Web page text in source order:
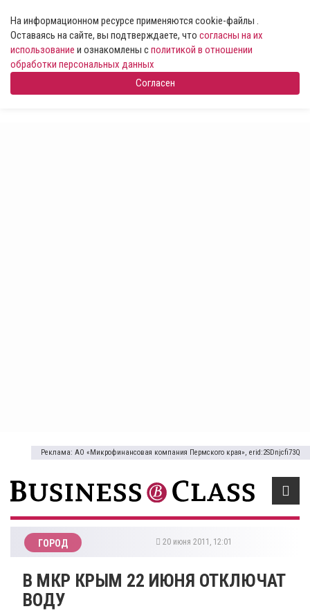
На информационном ресурсе применяются cookie-файлы .
Оставаясь на сайте, вы подтверждаете, что согласны на их
использование и ознакомлены сполитикой в отношении
обработки персональных данных
Согласен
Реклама: АО «Микрофинансовая компания Пермского края», erid:2SDnjcfi73Q
ГОРОД 20 июня 2011, 12:01
В МКР КРЫМ 22 ИЮНЯ ОТКЛЮЧАТ
ВОДУ